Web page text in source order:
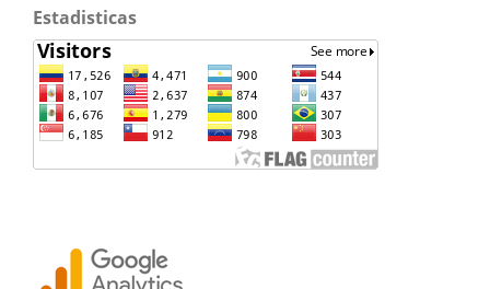
Estadisticas